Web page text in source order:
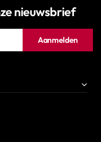
nieuwsbrief
Aanmelden